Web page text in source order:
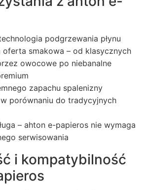
podgrzewania płynu
oferta smakowa – od klasycznych
owocowe po niebanalne
zapachu spalenizny
porównaniu do tradycyjnych
– ahton e-papieros nie wymaga
serwisowania
i kompatybilność